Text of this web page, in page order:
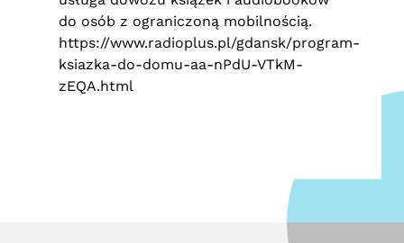
do osób z ograniczoną mobilnością.
https://www.radioplus.pl/gdansk/program-
ksiazka-do-domu-aa-nPdU-VTkM-
zEQA.html